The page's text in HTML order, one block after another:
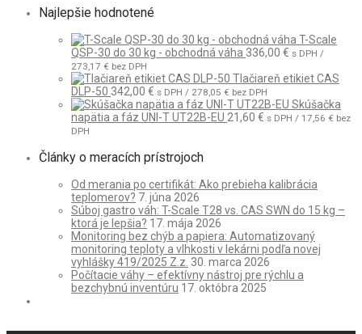
Najlepšie hodnotené
T-Scale
QSP-30 do 30 kg - obchodná váha 336,00 € s DPH /
273,17 € bez DPH
Tlačiareň etikiet CAS
DLP-50 342,00 € s DPH / 278,05 € bez DPH
Skúšačka
napätia a fáz UNI-T UT22B-EU 21,60 € s DPH / 17,56 € bez
DPH
Články o meracích prístrojoch
Od merania po certifikát: Ako prebieha kalibrácia
teplomerov? 7. júna 2026
Súboj gastro váh: T-Scale T28 vs. CAS SWN do 15 kg –
ktorá je lepšia? 17. mája 2026
Monitoring bez chýb a papiera: Automatizovaný
monitoring teploty a vlhkosti v lekárni podľa novej
vyhlášky 419/2025 Z.z. 30. marca 2026
Počítacie váhy – efektívny nástroj pre rýchlu a
bezchybnú inventúru 17. októbra 2025